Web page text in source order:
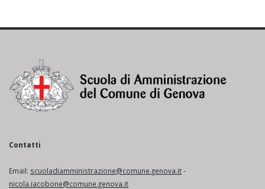
Contatti
Email: scuoladiamministrazione@comune.genova.it-
nicola.iacobone@comune.genova.it